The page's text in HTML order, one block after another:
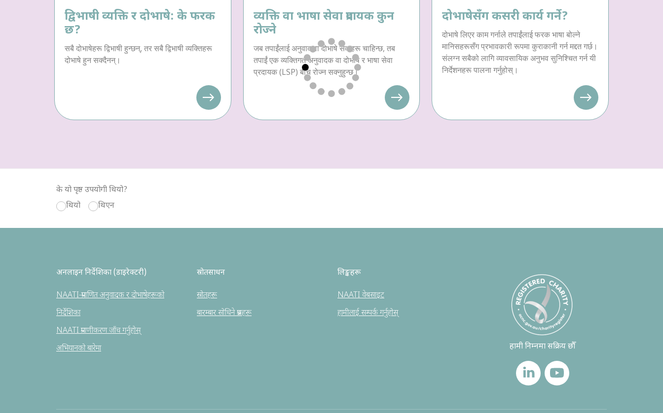
द्विभाषी व्यक्ति र दोभाषे: के फरक
छ?
सबै दोभाषेहरू द्विभाषी हुन्छन्, तर सबै द्विभाषी व्यक्तिहरू
दोभाषे हुन सक्दैनन्।
व्यक्ति वा भाषा सेवा प्रदायक कुन
रोज्ने
जब तपाईंलाई अनुवाद वा दोभाषे सेवाहरू चाहिन्छ, तब
तपाईं एक व्यक्तिगत अनुवादक वा दोभाषे र भाषा सेवा
प्रदायक (LSP) बीच रोज्न सक्नुहुन्छ।
दोभाषेसँग कसरी कार्य गर्ने?
दोभाषे लिएर काम गर्नाले तपाईंलाई फरक भाषा बोल्ने
मानिसहरूसँग प्रभावकारी रूपमा कुराकानी गर्न मद्दत गर्छ।
संलग्न सबैको लागि व्यावसायिक अनुभव सुनिश्चित गर्न यी
निर्देशनहरू पालना गर्नुहोस्।
के यो पृष्ठ उपयोगी थियो?
थियो
थिएन
अनलाइन निर्देशिका (डाइरेक्टरी)
NAATI-प्रमाणित अनुवादक र दोभाषेहरूको
निर्देशिका
NAATI प्रमाणीकरण जाँच गर्नुहोस्
अभियानको बारेमा
स्रोतसाधन
स्रोतहरू
बारम्बार सोधिने प्रश्नहरू
लिङ्कहरू
NAATI वेबसाइट
हामीलाई सम्पर्क गर्नुहोस्
हामी निम्नमा सक्रिय छौँ